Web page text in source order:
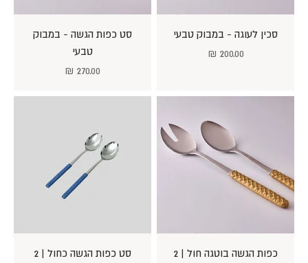
סכין לעוגה - במבוק טבעי
מחיר מבצע
200.00 ₪
סט כפות הגשה - במבוק
טבעי
מחיר מבצע
270.00 ₪
כפות הגשה בוטגה חול | 2
סט כפות הגשה כחול | 2